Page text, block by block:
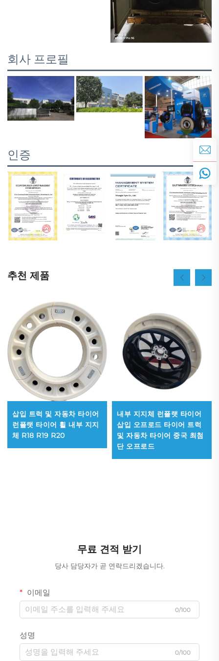
회사 프로필
인증
추천 제품
삽입 트럭 및 자동차 타이어
런플랫 타이어 휠 내부 지지
체 R18 R19 R20
내부 지지체 런플랫 타이어
삽입 오프로드 타이어 트럭
및 자동차 타이어 중국 최첨
단 오프로드
무료 견적 받기
당사 담당자가 곧 연락드리겠습니다.
이메일
0/100
성명
0/100